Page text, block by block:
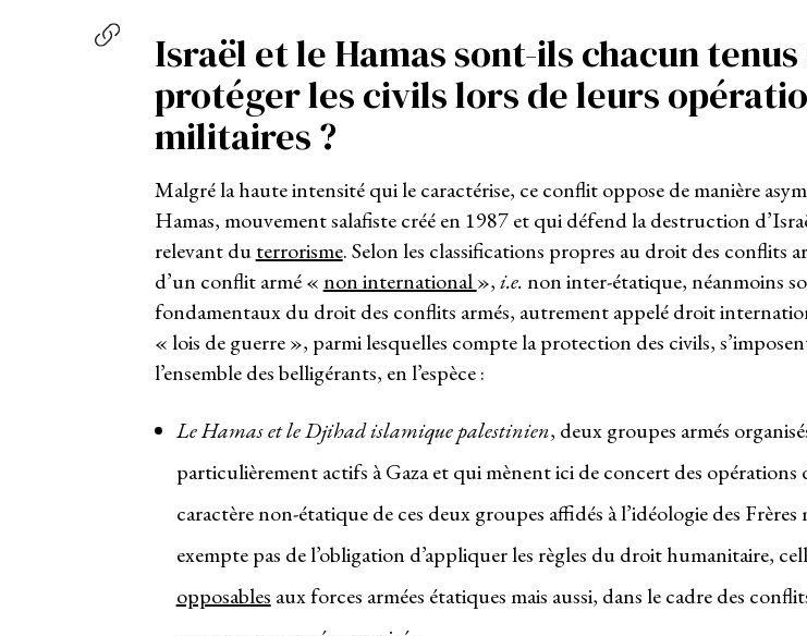
Israël et le Hamas sont-ils chacun tenus
protéger les civils lors de leurs
militaires ?
Malgré la haute intensité qui le caractérise, ce conflit oppose de manière
Hamas, mouvement salafiste créé en 1987 et qui défend la destruction
relevant duterrorisme. Selon les classifications propres au droit des conflits
d’un conflit armé «non international»,i.e.non inter-étatique, néanmoins
fondamentaux du droit des conflits armés, autrement appelé droit
« lois de guerre », parmi lesquelles compte la protection des civils,
l’ensemble des belligérants, en l’espèce :
Le Hamaset le Djihad islamique palestinien, deux groupes armés
particulièrement actifs à Gaza et qui mènent ici de concert des opérations
caractère non-étatique de ces deux groupes affidés à l’idéologie des Frères
exempte pas de l’obligation d’appliquer les règles du droit humanitaire,
opposables aux forces armées étatiques mais aussi, dans le cadre des